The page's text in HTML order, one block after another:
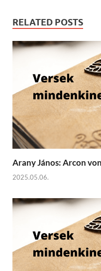
RELATED POSTS
Arany János: Arcon
2025.05.06.